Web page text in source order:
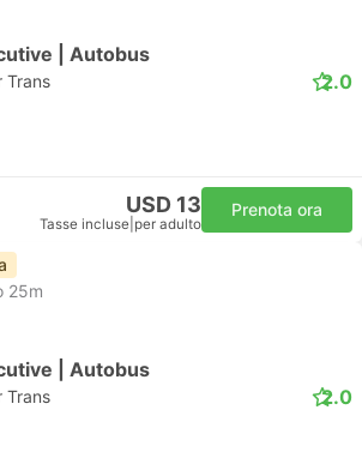
| Autobus
Trans 2.0
USD 13
Tasse incluse per adulto
Prenota ora
25m
| Autobus
Trans 2.0